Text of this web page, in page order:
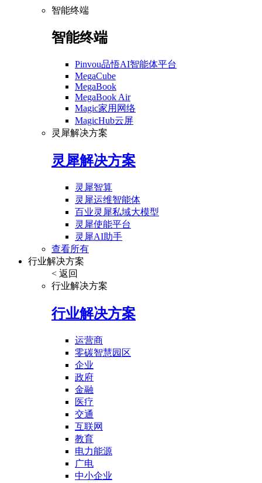
智能终端
智能终端
Pinvou品悟AI智能体平台
MegaCube
MegaBook
MegaBook Air
Magic家用网络
MagicHub云屏
灵犀解决方案
灵犀解决方案
灵犀智算
灵犀运维智能体
百业灵犀私域大模型
灵犀使能平台
灵犀AI助手
查看所有
行业解决方案
< 返回
行业解决方案
行业解决方案
运营商
零碳智慧园区
企业
政府
金融
医疗
交通
互联网
教育
电力能源
广电
中小企业